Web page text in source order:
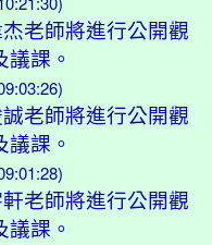
老師將進行公開觀
課。
老師將進行公開觀
課。
老師將進行公開觀
課。